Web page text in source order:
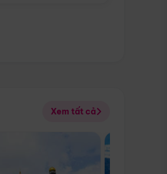
Xem tất cả